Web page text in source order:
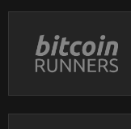
que
links de afiliados para
- https://